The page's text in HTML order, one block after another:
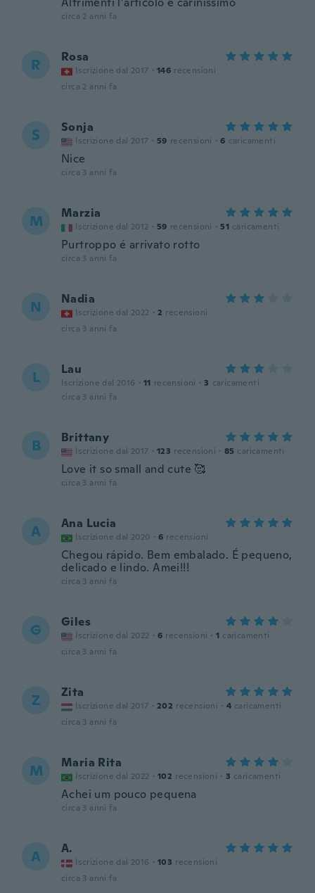
circa 2 anni fa
R Rosa
Iscrizione dal 2017 · 146 recensioni
circa 2 anni fa
S Sonja
Iscrizione dal 2017 · 59 recensioni · 6 caricamenti
Nice
circa 3 anni fa
M Marzia
Iscrizione dal 2012 · 59 recensioni · 51 caricamenti
Purtroppo é arrivato rotto
circa 3 anni fa
N Nadia
Iscrizione dal 2022 · 2 recensioni
circa 3 anni fa
L Lau
Iscrizione dal 2016 · 11 recensioni · 3 caricamenti
circa 3 anni fa
B Brittany
Iscrizione dal 2017 · 123 recensioni · 85 caricamenti
Love it so small and cute 🥰
circa 3 anni fa
A Ana Lucia
Iscrizione dal 2020 · 6 recensioni
Chegou rápido. Bem embalado. É pequeno,
delicado e lindo. Amei!!!
circa 3 anni fa
G Giles
Iscrizione dal 2022 · 6 recensioni · 1 caricamenti
circa 3 anni fa
Z Zita
Iscrizione dal 2017 · 202 recensioni · 4 caricamenti
circa 3 anni fa
M Maria Rita
Iscrizione dal 2022 · 102 recensioni · 3 caricamenti
Achei um pouco pequena
circa 3 anni fa
A A.
Iscrizione dal 2016 · 103 recensioni
circa 3 anni fa